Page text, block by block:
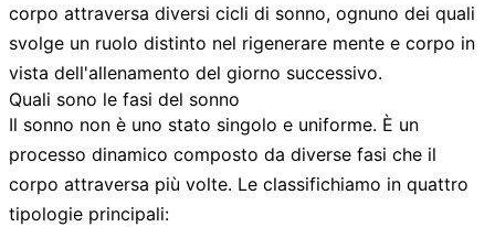
corpo attraversa diversi cicli di sonno, ognuno dei quali
svolge un ruolo distinto nel rigenerare mente e corpo in
vista dell'allenamento del giorno successivo.
Quali sono le fasi del sonno
Il sonno non è uno stato singolo e uniforme. È un
processo dinamico composto da diverse fasi che il
corpo attraversa più volte. Le classifichiamo in quattro
tipologie principali: